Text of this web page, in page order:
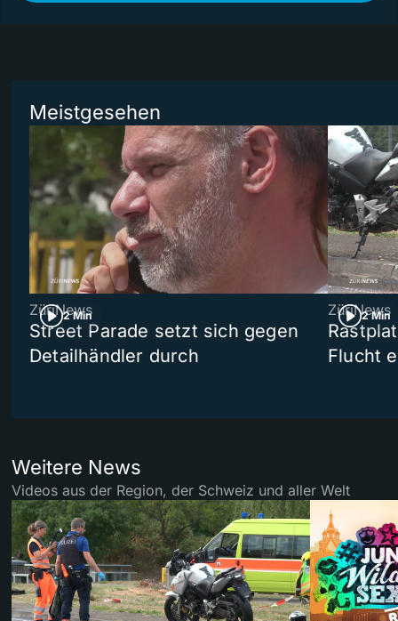
Meistgesehen
2 Min
ZüriNews
Street Parade setzt sich gegen
Detailhändler durch
2 Min
ZüriNews
Flucht
Weitere News
Videos aus der Region, der Schweiz und aller Welt